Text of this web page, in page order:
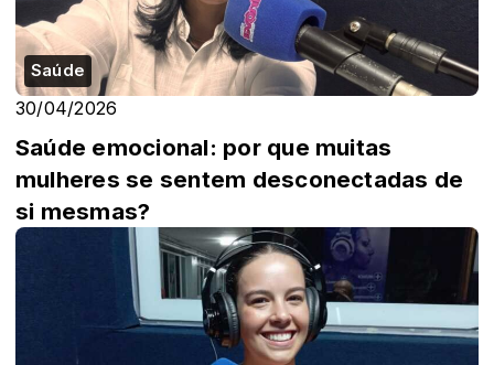
Saúde
30/04/2026
Saúde emocional: por que muitas
mulheres se sentem desconectadas de
si mesmas?